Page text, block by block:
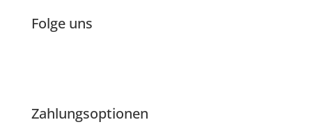
Folge uns
Zahlungsoptionen